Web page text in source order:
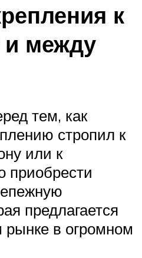
к
и между
тем, как
стропил к
или к
приобрести
предлагается
рынке в огромном